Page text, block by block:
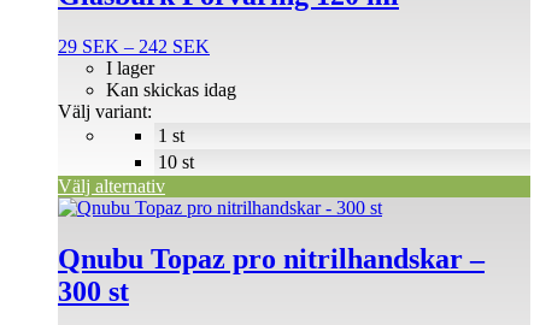
29 SEK – 242 SEK
till
1 st
10 st
I lager
Kan skickas idag
Välj variant:
Välj alternativ
har
varianter.
olika
alternativen
på
produktsidan
Qnubu Topaz pro nitrilhandskar –
300 st
Den
produkten
har
flera